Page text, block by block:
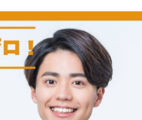
です。そのため、ただ物品を査
に品物を確認し、適正な価格を
ならないよう、事前の連絡やス
できる環境づくりを促進してい